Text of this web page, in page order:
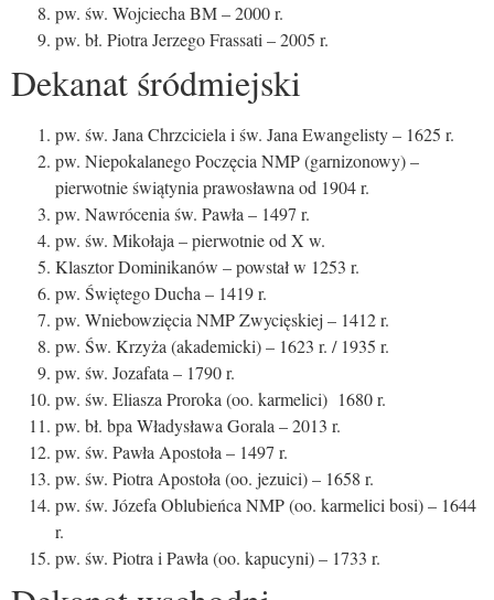
pw. św. Wojciecha BM – 2000 r.
pw. bł. Piotra Jerzego Frassati – 2005 r.
Dekanat śródmiejski
pw. św. Jana Chrzciciela i św. Jana Ewangelisty – 1625 r.
pw. Niepokalanego Poczęcia NMP (garnizonowy) –
pierwotnie świątynia prawosławna od 1904 r.
pw. Nawrócenia św. Pawła – 1497 r.
pw. św. Mikołaja – pierwotnie od X w.
Klasztor Dominikanów – powstał w 1253 r.
pw. Świętego Ducha – 1419 r.
pw. Wniebowzięcia NMP Zwycięskiej – 1412 r.
pw. Św. Krzyża (akademicki) – 1623 r. / 1935 r.
pw. św. Jozafata – 1790 r.
pw. św. Eliasza Proroka (oo. karmelici) 1680 r.
pw. bł. bpa Władysława Gorala – 2013 r.
pw. św. Pawła Apostoła – 1497 r.
pw. św. Piotra Apostoła (oo. jezuici) – 1658 r.
pw. św. Józefa Oblubieńca NMP (oo. karmelici bosi) – 1644
r.
pw. św. Piotra i Pawła (oo. kapucyni) – 1733 r.